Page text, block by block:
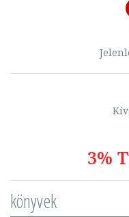
3%
könyvek